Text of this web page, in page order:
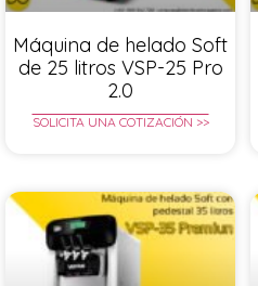
Máquina de helado Soft
de 25 litros VSP-25 Pro
2.0
SOLICITA UNA COTIZACIÓN >>